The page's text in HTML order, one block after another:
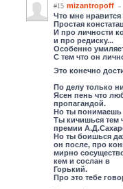
#15 mizantropoff
Что мне
Простая
И про личности
и про редиску...
Особенно
С тем что он
Это конечно
По делу только
Ясен пень что
пропагандой.
Но ты понимаешь
Ты кичишься тем
премии
Но ты боишься
он после, про
мирно
кем и сослан в
Горький.
Про это тебе